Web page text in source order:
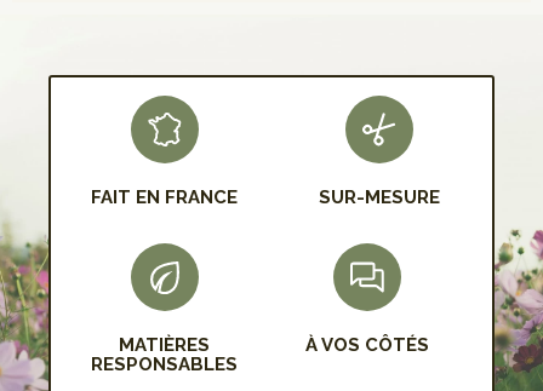
S'INSCRIRE
FAIT EN FRANCE SUR-MESURE
MATIÈRES
RESPONSABLES
À VOS CÔTÉS